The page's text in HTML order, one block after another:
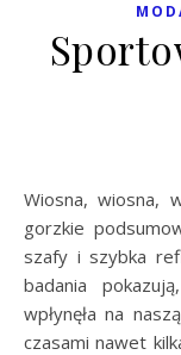
Wiosna, wiosna, wiosna – ach, to Ty. A wraz z wiosną
gorzkie
szafy i szybka
badania
wpłynęła na
czasami nawet